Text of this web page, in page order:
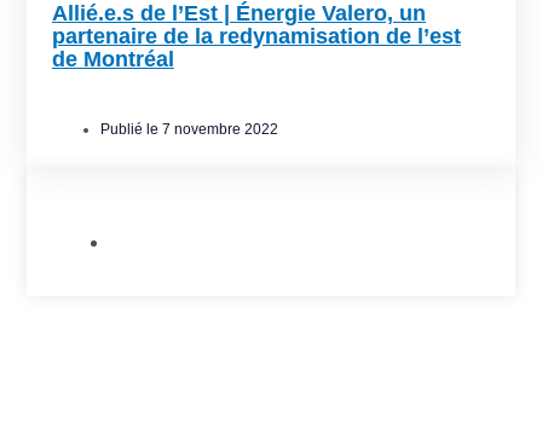
Allié.e.s de l’Est | Énergie Valero, un
partenaire de la redynamisation de l’est
de Montréal
Publié le 7 novembre 2022